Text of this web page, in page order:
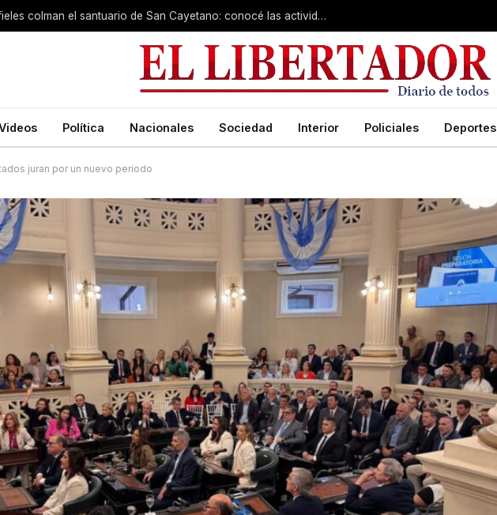
Cientos de fieles colman el santuario de San Cayetano: conocé las actividades de hoy
Política Nacionales Sociedad Interior Policiales Deportes
juran por un nuevo periodo